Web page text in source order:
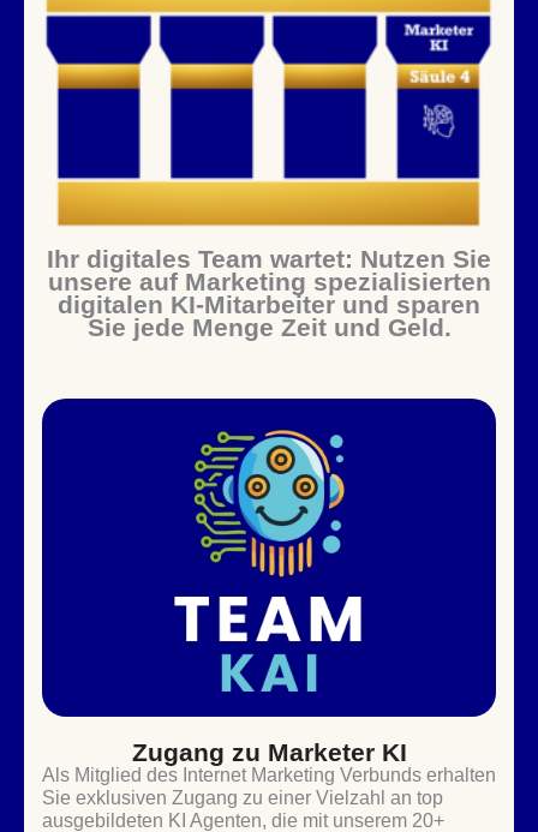
Ihr digitales Team wartet: Nutzen Sie
unsere auf Marketing spezialisierten
digitalen KI-Mitarbeiter und sparen
Sie jede Menge Zeit und Geld.
Zugang zu Marketer KI
Als Mitglied des Internet Marketing Verbunds erhalten
Sie exklusiven Zugang zu einer Vielzahl an top
ausgebildeten KI Agenten, die mit unserem 20+